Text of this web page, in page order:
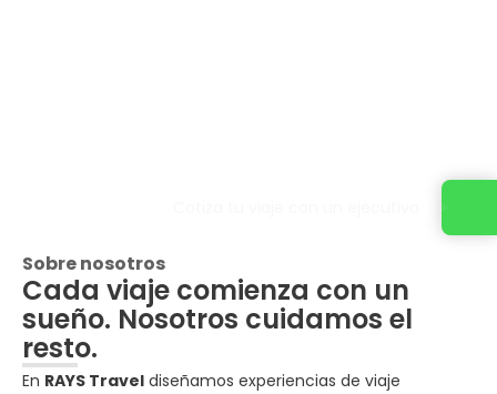
Sobre nosotros
Cada viaje comienza con un
sueño. Nosotros cuidamos el
resto.
En RAYS Travel diseñamos experiencias de viaje